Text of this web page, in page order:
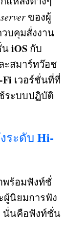
server ของผู้
บคุมสั่งงาน
นiOS กับ
ะสมาร์ทว๊อช
Fi เวอร์ชั่นที่ที่
ระบบปฏิบัติ
ระดับ Hi-
พร้อมฟังท์ชั่
ผู้นิยมการฟัง
นั่นคือฟังท์ชั่น